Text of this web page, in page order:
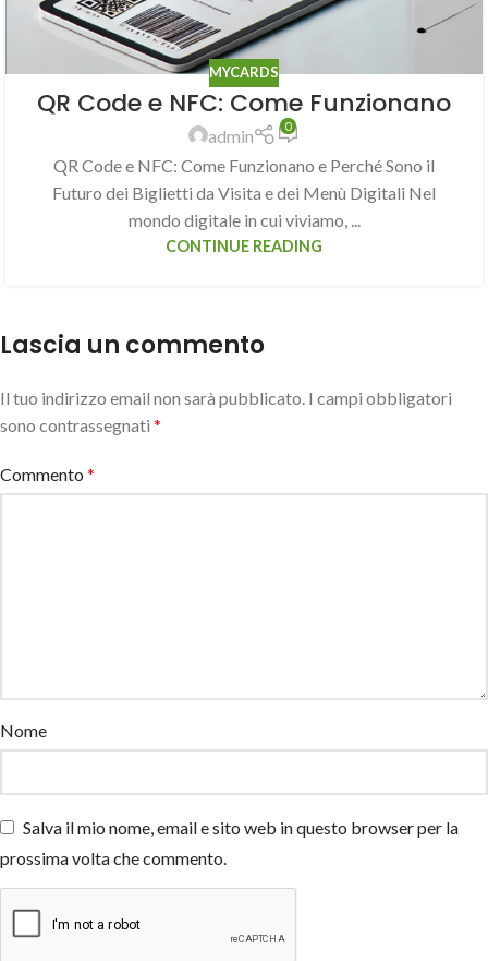
MYCARDS
QR Code e NFC: Come Funzionano
admin 0
QR Code e NFC: Come Funzionano e Perché Sono il
Futuro dei Biglietti da Visita e dei Menù Digitali Nel
mondo digitale in cui viviamo, ...
CONTINUE READING
Lascia un commento
Il tuo indirizzo email non sarà pubblicato. I campi obbligatori
sono contrassegnati *
Commento *
Nome
Salva il mio nome, email e sito web in questo browser per la
prossima volta che commento.